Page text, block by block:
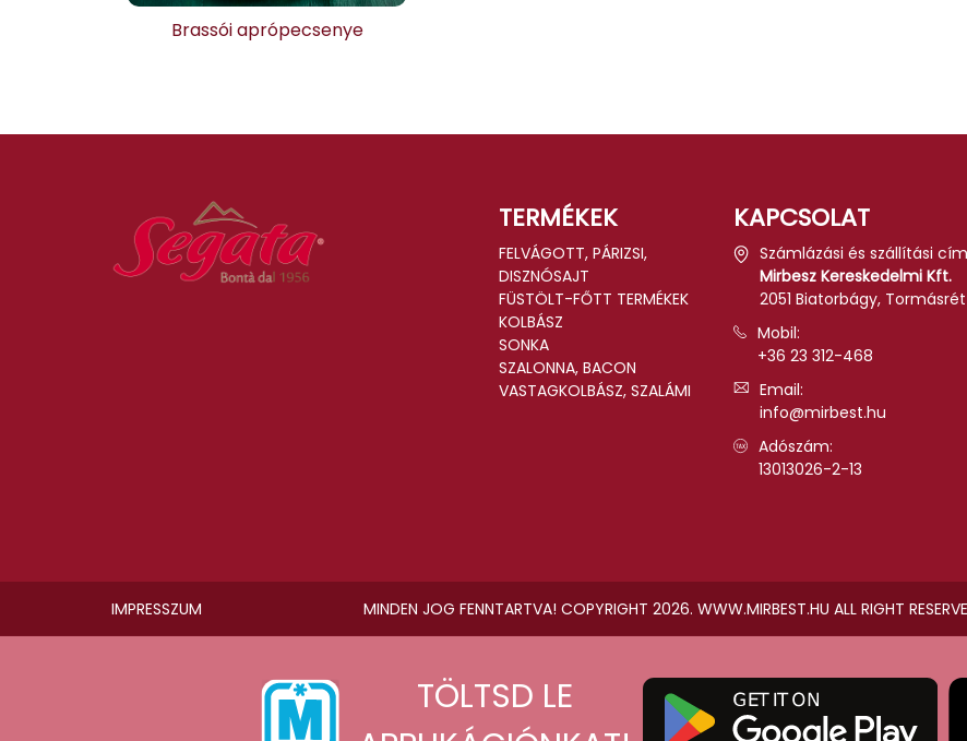
Brassói aprópecsenye
TERMÉKEK
FELVÁGOTT, PÁRIZSI,
DISZNÓSAJT
FÜSTÖLT-FŐTT TERMÉKEK
KOLBÁSZ
SONKA
SZALONNA, BACON
VASTAGKOLBÁSZ, SZALÁMI
KAPCSOLAT
Számlázási és szállítási
Mirbesz Kereskedelmi Kft.
2051 Biatorbágy, Tormásrét
Mobil:
+36 23 312-468
Email:
info@mirbest.hu
Adószám:
13013026-2-13
IMPRESSZUM MINDEN JOG FENNTARTVA! COPYRIGHT 2026. WWW.MIRBEST.HU ALL RIGHT
TÖLTSD LE